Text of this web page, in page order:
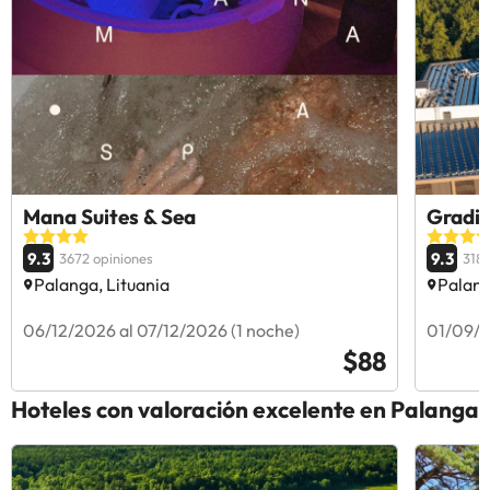
Mana Suites & Sea
9.3 3672 opiniones
Palanga, Lituania
06/12/2026 al 07/12/2026 (1 noche)
$88
9.3
01/09/
Hoteles con valoración excelente en Palanga